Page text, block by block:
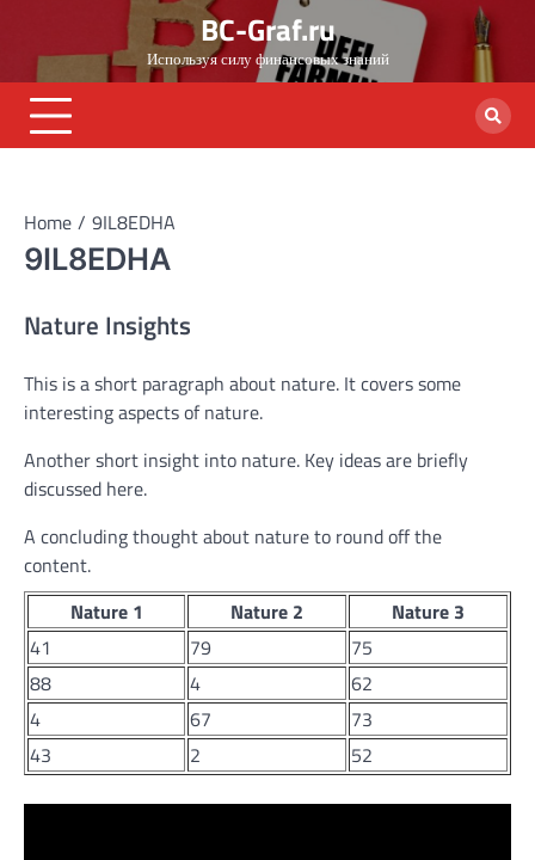
content
BC-Graf.ru
Используя силу финансовых знаний
Home 9IL8EDHA
9IL8EDHA
Nature Insights
This is a short paragraph about nature. It covers some
interesting aspects of nature.
Another short insight into nature. Key ideas are briefly
discussed here.
A concluding thought about nature to round off the
content.
Nature 1
Nature 2
Nature 3
41
79
75
88
4
62
4
67
73
43
2 52